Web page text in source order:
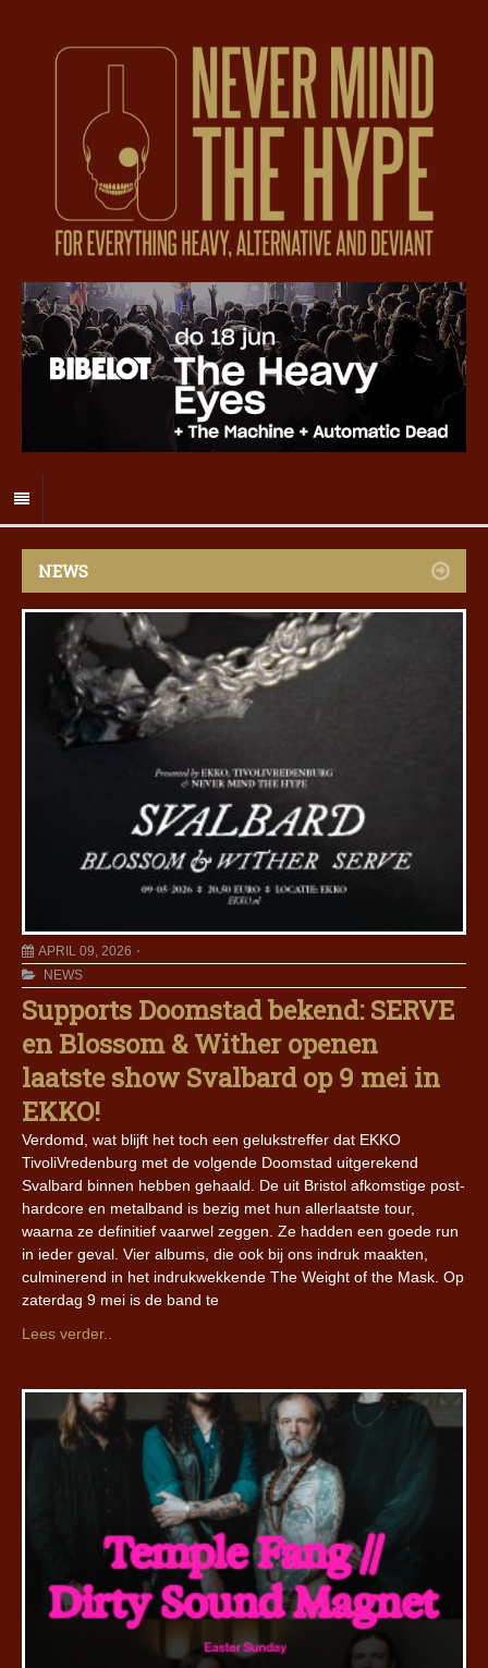
NEWS
APRIL 09, 2026
NEWS
Supports Doomstad bekend: SERVE
en Blossom & Wither openen
laatste show Svalbard op 9 mei in
EKKO!
Verdomd, wat blijft het toch een gelukstreffer dat EKKO
TivoliVredenburg met de volgende Doomstad uitgerekend
Svalbard binnen hebben gehaald. De uit Bristol afkomstige post-
hardcore en metalband is bezig met hun allerlaatste tour,
waarna ze definitief vaarwel zeggen. Ze hadden een goede run
in ieder geval. Vier albums, die ook bij ons indruk maakten,
culminerend in het indrukwekkende The Weight of the Mask. Op
zaterdag 9 mei is de band te
Lees verder..